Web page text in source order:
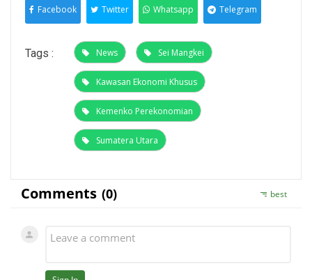
Facebook Twitter Whatsapp Telegram
Tags : News Sei Mangkei
Kawasan Ekonomi Khusus
Kemenko Perekonomian
Sumatera Utara